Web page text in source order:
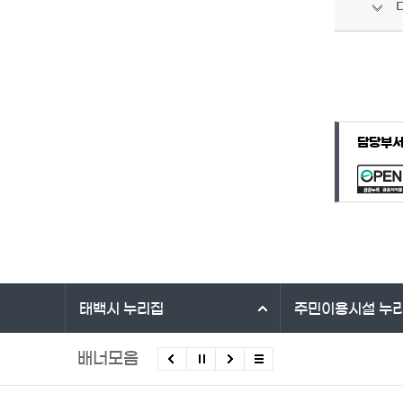
담당자 정보
담당부서
태백시 누리집 주민이용시설 누
배너모음